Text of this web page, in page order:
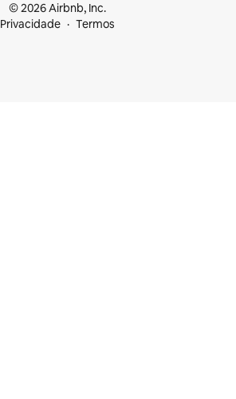
© 2026 Airbnb, Inc.
Privacidade
Termos